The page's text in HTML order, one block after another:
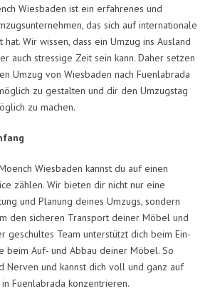
Wiesbaden ist ein erfahrenes und
das sich auf internationale
Wir wissen, dass ein Umzug ins Ausland
auch stressige Zeit sein kann. Daher setzen
Umzug von Wiesbaden nach Fuenlabrada
zu gestalten und dir den Umzugstag
zu machen.
Wiesbaden kannst du auf einen
zählen. Wir bieten dir nicht nur eine
und Planung deines Umzugs, sondern
den sicheren Transport deiner Möbel und
geschultes Team unterstützt dich beim Ein-
beim Auf- und Abbau deiner Möbel. So
Nerven und kannst dich voll und ganz auf
Fuenlabrada konzentrieren.